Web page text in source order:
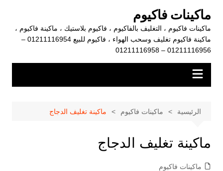
المحتوى
ماكينات فاكيوم
ماكينات فاكيوم ، التغليف بالفاكيوم ، فاكيوم بلاستيك ، ماكينة فاكيوم ،
ماكينة فاكيوم تغليف وسحب الهواء ، فاكيوم للبيع 01211116954 –
01211116956 – 01211116958
الرئيسية ماكينات فاكيوم ماكينة تغليف الدجاج
ماكينة تغليف الدجاج
ماكينات فاكيوم